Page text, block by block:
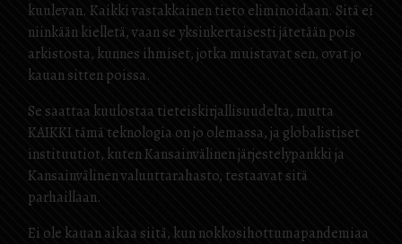
kuulevan. Kaikki vastakkainen tieto eliminoidaan. Sitä ei
niinkään kielletä, vaan se yksinkertaisesti jätetään pois
arkistosta, kunnes ihmiset, jotka muistavat sen, ovat jo
kauan sitten poissa.
Se saattaa kuulostaa tieteiskirjallisuudelta, mutta
KAIKKI tämä teknologia on jo olemassa, ja globalistiset
instituutiot, kuten Kansainvälinen järjestelypankki ja
Kansainvälinen valuuttarahasto, testaavat sitä
parhaillaan.
Ei ole kauan aikaa siitä, kun nokkosihottumapandemiaa